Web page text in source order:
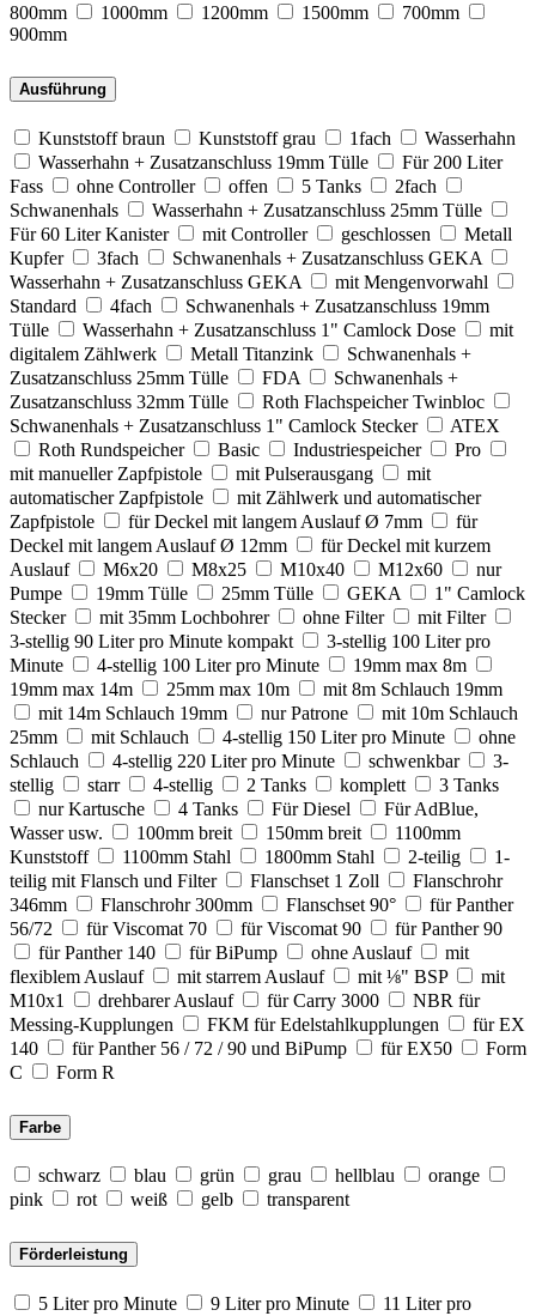
800mm
1000mm 1200mm 1500mm
700mm
900mm
Ausführung
Kunststoff braun Kunststoff grau 1fach
Wasserhahn
Wasserhahn + Zusatzanschluss 19mm Tülle
Für 200 Liter
Fass
ohne Controller offen 5 Tanks
2fach
Schwanenhals
Wasserhahn + Zusatzanschluss 25mm Tülle
Für 60 Liter Kanister
mit Controller geschlossen
Metall
Kupfer
3fach
Schwanenhals + Zusatzanschluss GEKA
Wasserhahn + Zusatzanschluss GEKA
mit Mengenvorwahl
Standard
4fach
Schwanenhals + Zusatzanschluss 19mm
Tülle
Wasserhahn + Zusatzanschluss 1" Camlock Dose
mit
digitalem Zählwerk
Metall Titanzink
Schwanenhals +
Zusatzanschluss 25mm Tülle
FDA
Schwanenhals +
Zusatzanschluss 32mm Tülle
Roth Flachspeicher Twinbloc
Schwanenhals + Zusatzanschluss 1" Camlock Stecker
ATEX
Roth Rundspeicher
Basic Industriespeicher
Pro
mit manueller Zapfpistole
mit Pulserausgang
mit
automatischer Zapfpistole
mit Zählwerk und automatischer
Zapfpistole
für Deckel mit langem Auslauf Ø 7mm
für
Deckel mit langem Auslauf Ø 12mm
für Deckel mit kurzem
Auslauf
M6x20 M8x25 M10x40 M12x60
nur
Pumpe
19mm Tülle 25mm Tülle GEKA
1" Camlock
Stecker
mit 35mm Lochbohrer ohne Filter
mit Filter
3-stellig 90 Liter pro Minute kompakt
3-stellig 100 Liter pro
Minute
4-stellig 100 Liter pro Minute
19mm max 8m
19mm max 14m
25mm max 10m
mit 8m Schlauch 19mm
mit 14m Schlauch 19mm
nur Patrone
mit 10m Schlauch
25mm
mit Schlauch 4-stellig 150 Liter pro Minute
ohne
Schlauch
4-stellig 220 Liter pro Minute schwenkbar
3-
stellig
starr 4-stellig 2 Tanks komplett
3 Tanks
nur Kartusche
4 Tanks Für Diesel
Für AdBlue,
Wasser usw.
100mm breit 150mm breit
1100mm
Kunststoff
1100mm Stahl 1800mm Stahl 2-teilig
1-
teilig mit Flansch und Filter
Flanschset 1 Zoll
Flanschrohr
346mm
Flanschrohr 300mm Flanschset 90°
für Panther
56/72
für Viscomat 70 für Viscomat 90
für Panther 90
für Panther 140
für BiPump ohne Auslauf
mit
flexiblem Auslauf
mit starrem Auslauf mit ⅛" BSP
mit
M10x1
drehbarer Auslauf für Carry 3000
NBR für
Messing-Kupplungen
FKM für Edelstahlkupplungen
für EX
140
für Panther 56 / 72 / 90 und BiPump für EX50
Form
C
Form R
Farbe
schwarz blau grün grau hellblau
orange
pink
rot weiß gelb transparent
Förderleistung
5 Liter pro Minute 9 Liter pro Minute 11 Liter pro